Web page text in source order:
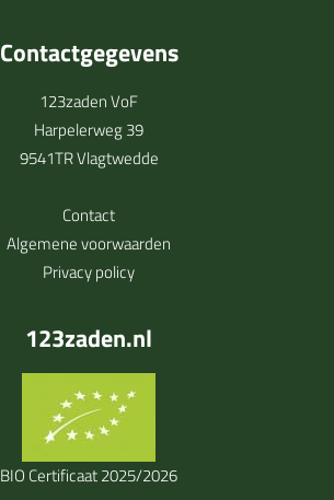
Contactgegevens
123zaden VoF
Harpelerweg 39
9541TR Vlagtwedde
Contact
Algemene voorwaarden
Privacy policy
123zaden.nl
BIO Certificaat 2025/2026